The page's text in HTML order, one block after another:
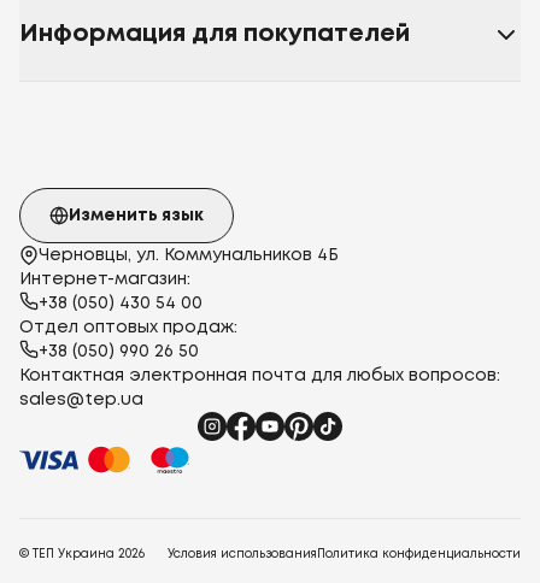
Информация для покупателей
Черновцы, ул. Коммунальников 4Б
Интернет-магазин:
+38 (050) 430 54 00
Отдел оптовых продаж:
+38 (050) 990 26 50
Контактная электронная почта для любых вопросов:
sales@tep.ua
Изменить язык
© ТЕП Украина 2026 Условия использования Политика конфиденциальности